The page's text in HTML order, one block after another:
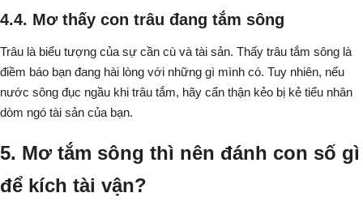
4.4. Mơ thấy con trâu đang tắm sông
Trâu là biểu tượng của sự cần cù và tài sản. Thấy trâu tắm sông là
điềm báo bạn đang hài lòng với những gì mình có. Tuy nhiên, nếu
nước sông đục ngầu khi trâu tắm, hãy cẩn thận kẻo bị kẻ tiểu nhân
dòm ngó tài sản của bạn.
5. Mơ tắm sông thì nên đánh con số gì
để kích tài vận?